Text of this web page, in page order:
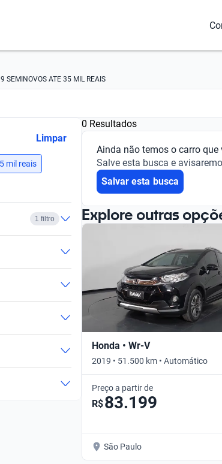
SEMINOVOS ATE 35 MIL REAIS
Limpar
mil reais
1 filtro
0 Resultados
Ainda não temos o carro que
Salve esta busca e
Salvar esta busca
Explore outras
Honda • Wr-V
2019 • 51.500 km • Automático
Preço a partir de
R$83.199
São Paulo